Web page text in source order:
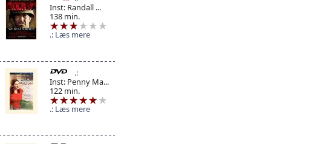
Inst: Randall ...
138 min.
Læs mere
Inst: Penny Ma...
122 min.
Læs mere